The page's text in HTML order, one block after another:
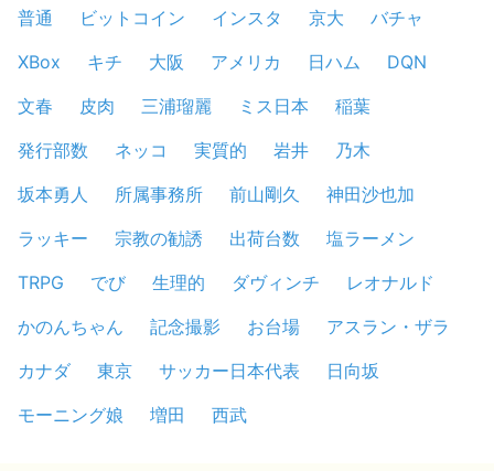
普通
ビットコイン インスタ 京大
バチャ
XBox
キチ 大阪 アメリカ 日ハム
DQN
文春
皮肉 三浦瑠麗 ミス日本
稲葉
発行部数
ネッコ 実質的 岩井
乃木
坂本勇人
所属事務所 前山剛久
神田沙也加
ラッキー
宗教の勧誘 出荷台数
塩ラーメン
TRPG
でび 生理的 ダヴィンチ
レオナルド
かのんちゃん
記念撮影 お台場
アスラン・ザラ
カナダ
東京 サッカー日本代表
日向坂
モーニング娘
増田 西武